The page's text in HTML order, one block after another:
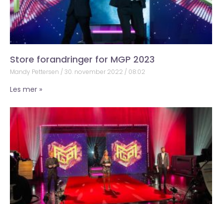
Store forandringer for MGP 2023
Mandy Pettersen 30. november 2022 08:02
Les mer »